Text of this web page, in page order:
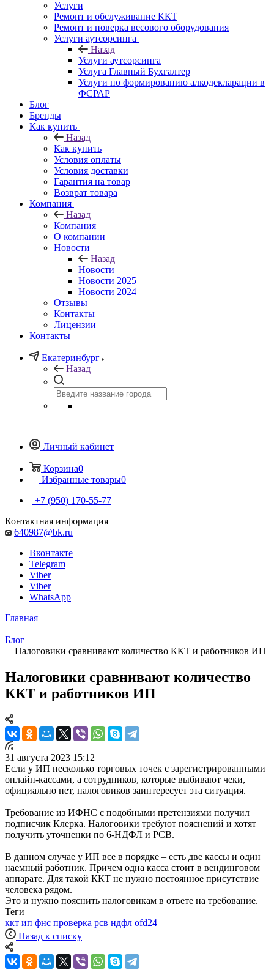
Услуги
Ремонт и обслуживание ККТ
Ремонт и поверка весового оборудования
Услуги аутсорсинга
Назад
Услуги аутсорсинга
Услуга Главный Бухгалтер
Услуги по формированию алкодекларации в
ФСРАР
Блог
Бренды
Как купить
Назад
Как купить
Условия оплаты
Условия доставки
Гарантия на товар
Возврат товара
Компания
Назад
Компания
О компании
Новости
Назад
Новости
Новости 2025
Новости 2024
Отзывы
Контакты
Лицензии
Контакты
Екатеринбург
Назад
Личный кабинет
Корзина0
Избранные товары0
+7 (950) 170-55-77
Контактная информация
640987@bk.ru
Вконтакте
Telegram
Viber
Viber
WhatsApp
Главная
—
Блог
—Налоговики сравнивают количество ККТ и работников ИП
Налоговики сравнивают количество
ККТ и работников ИП
31 августа 2023 15:12
Если у ИП несколько торговых точек с зарегистрированными
онлайн-кассами, а сотрудников, которые выбивают чеки,
официально нет, налоговиков заинтересует эта ситуация.
Требование из ИФНС с подобными претензиями получил
подписчик Клерка. Налоговики требуют пояснений и хотят
получить уточненки по 6-НДФЛ и РСВ.
В данном случае у ИП все в порядке – есть две кассы и один
наемный работник. Причем одна касса стоит в вендинговом
аппарате. Для такой ККТ не нужно постоянное присутствие
человека рядом.
Это и нужно пояснить налоговикам в ответе на требование.
Теги
ккт ип фнс проверка рсв ндфл ofd24
Назад к списку